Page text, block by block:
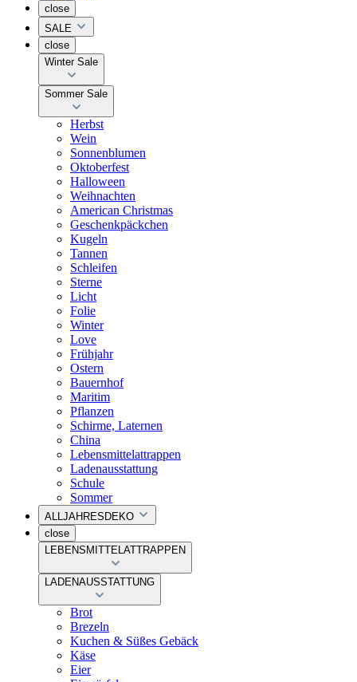
close
SALE
close
Winter Sale
Sommer Sale
Herbst
Wein
Sonnenblumen
Oktoberfest
Halloween
Weihnachten
American Christmas
Geschenkpäckchen
Kugeln
Tannen
Schleifen
Sterne
Licht
Folie
Winter
Love
Frühjahr
Ostern
Bauernhof
Maritim
Pflanzen
Schirme, Laternen
China
Lebensmittelattrappen
Ladenausstattung
Schule
Sommer
ALLJAHRESDEKO
close
LEBENSMITTELATTRAPPEN
LADENAUSSTATTUNG
Brot
Brezeln
Kuchen & Süßes Gebäck
Käse
Eier